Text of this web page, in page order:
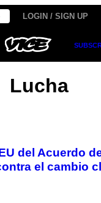
LOGIN / SIGN UP
Lucha
del Acuerdo
el cambio